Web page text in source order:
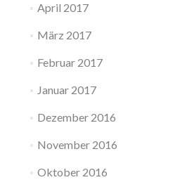
April 2017
März 2017
Februar 2017
Januar 2017
Dezember 2016
November 2016
Oktober 2016